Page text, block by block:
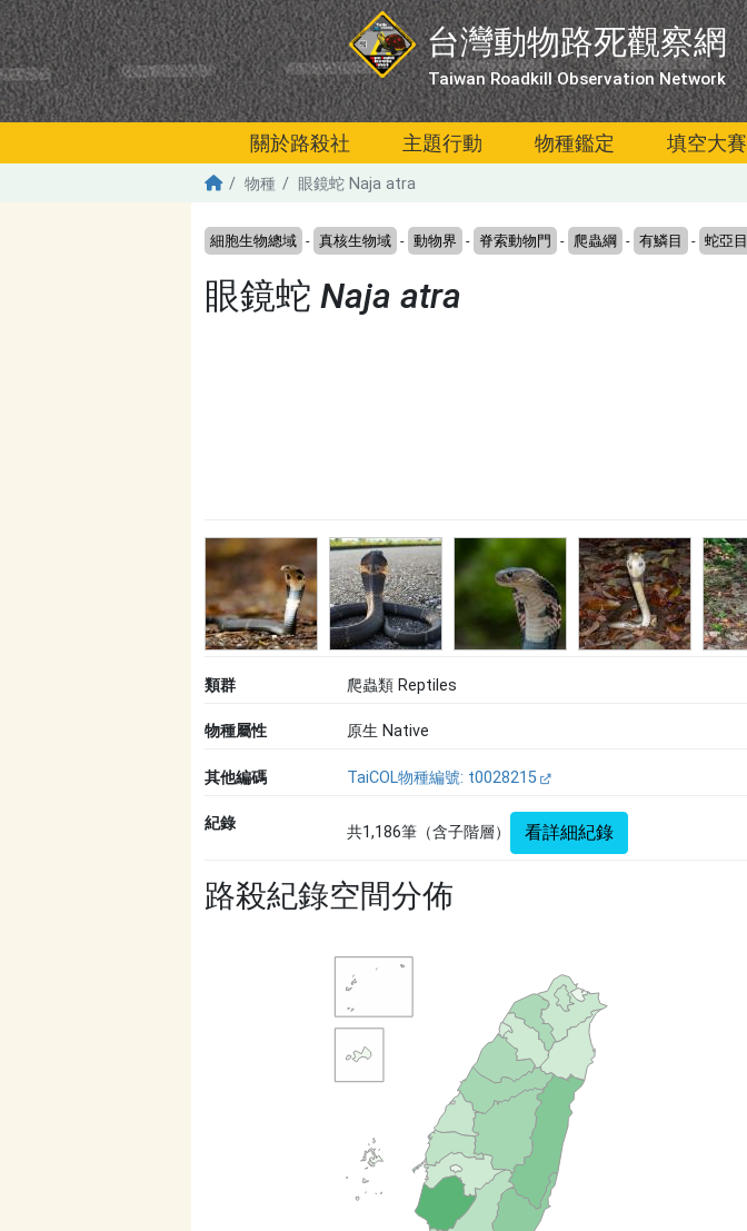
移至主內容
台灣動物路死觀察網
Taiwan Roadkill Observation Network
關於路殺社 主題行動 物種鑑定 填空大賽
物種 眼鏡蛇 Naja atra
細胞生物總域 - 真核生物域 - 動物界 - 脊索動物門 - 爬蟲綱 - 有鱗目 - 蛇亞目
眼鏡蛇 Naja atra
類群 爬蟲類 Reptiles
物種屬性 原生 Native
其他編碼 TaiCOL物種編號: t0028215
紀錄 共1,186筆（含子階層） 看詳細紀錄
路殺紀錄空間分佈